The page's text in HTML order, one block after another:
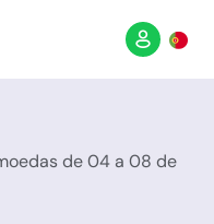
de 04 a 08 de